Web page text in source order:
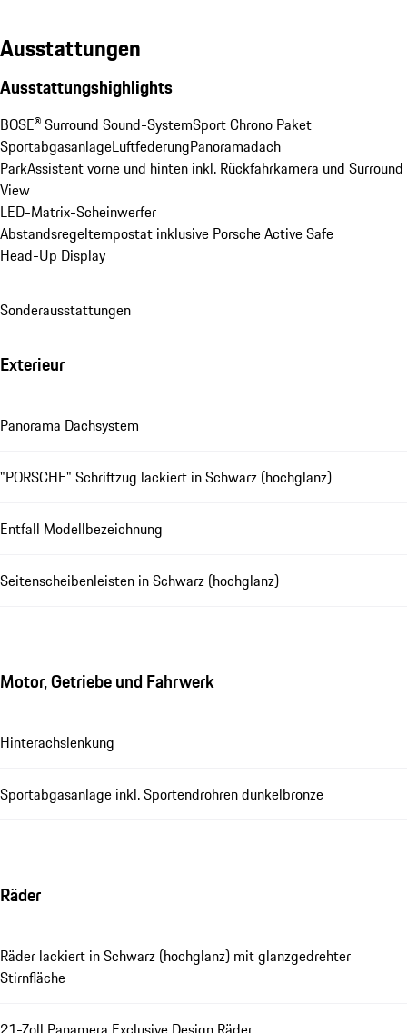
Ausstattungen
Ausstattungshighlights
BOSE® Surround Sound-SystemSport Chrono Paket
SportabgasanlageLuftfederungPanoramadach
ParkAssistent vorne und hinten inkl. Rückfahrkamera und Surround
View
LED-Matrix-Scheinwerfer
Abstandsregeltempostat inklusive Porsche Active Safe
Head-Up Display
Sonderausstattungen
Exterieur
Panorama Dachsystem
"PORSCHE" Schriftzug lackiert in Schwarz (hochglanz)
Entfall Modellbezeichnung
Seitenscheibenleisten in Schwarz (hochglanz)
Motor, Getriebe und Fahrwerk
Hinterachslenkung
Sportabgasanlage inkl. Sportendrohren dunkelbronze
Räder
Räder lackiert in Schwarz (hochglanz) mit glanzgedrehter
Stirnfläche